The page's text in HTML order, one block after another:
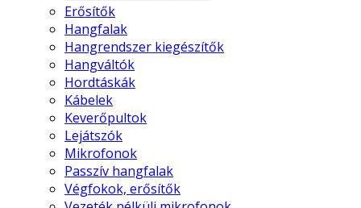
Erősítők
Hangfalak
Hangrendszer kiegészítők
Hangváltók
Hordtáskák
Kábelek
Keverőpultok
Lejátszók
Mikrofonok
Passzív hangfalak
Végfokok, erősítők